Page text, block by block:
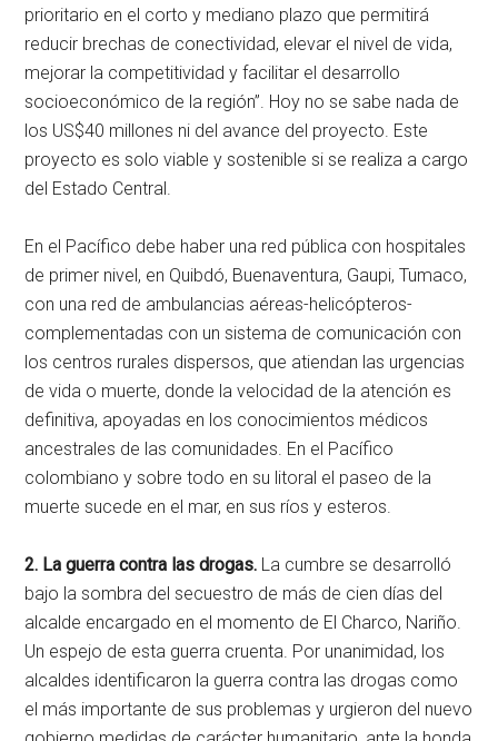
prioritario en el corto y mediano plazo que permitirá
reducir brechas de conectividad, elevar el nivel de vida,
mejorar la competitividad y facilitar el desarrollo
socioeconómico de la región”. Hoy no se sabe nada de
los US$40 millones ni del avance del proyecto. Este
proyecto es solo viable y sostenible si se realiza a cargo
del Estado Central.
En el Pacífico debe haber una red pública con hospitales
de primer nivel, en Quibdó, Buenaventura, Gaupi, Tumaco,
con una red de ambulancias aéreas-helicópteros-
complementadas con un sistema de comunicación con
los centros rurales dispersos, que atiendan las urgencias
de vida o muerte, donde la velocidad de la atención es
definitiva, apoyadas en los conocimientos médicos
ancestrales de las comunidades. En el Pacífico
colombiano y sobre todo en su litoral el paseo de la
muerte sucede en el mar, en sus ríos y esteros.
2. La guerra contra las drogas. La cumbre se desarrolló
bajo la sombra del secuestro de más de cien días del
alcalde encargado en el momento de El Charco, Nariño.
Un espejo de esta guerra cruenta. Por unanimidad, los
alcaldes identificaron la guerra contra las drogas como
el más importante de sus problemas y urgieron del nuevo